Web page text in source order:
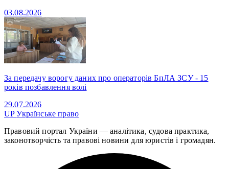
03.08.2026
За передачу ворогу даних про операторів БпЛА ЗСУ - 15
років позбавлення волі
29.07.2026
UPУкраїнське право
Правовий портал України — аналітика, судова практика,
законотворчість та правові новини для юристів і громадян.